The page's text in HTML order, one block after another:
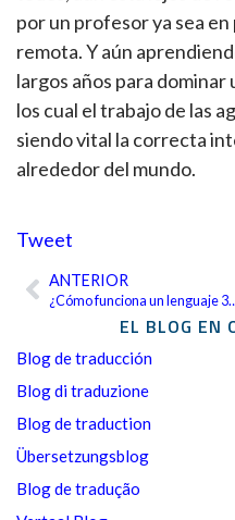
EL BLOG EN
Blog de traducción
Blog di traduzione
Blog de traduction
Übersetzungsblog
Blog de tradução
por un profesor ya sea
remota. Y aún
largos años para
los cual el trabajo de las
siendo vital la correcta
alrededor del mundo.
Tweet
AntANTERIOR
¿Cómo